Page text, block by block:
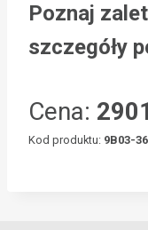
Poznaj
szczegóły
Cena:
Kod produktu: 9B03-